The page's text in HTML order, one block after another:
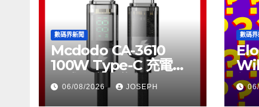
數碼界新聞
Mcdodo CA-3610
100W Type-C 充電線
正式上市，售價
HK$115
06/08/2026 JOSEPH
數碼界
個